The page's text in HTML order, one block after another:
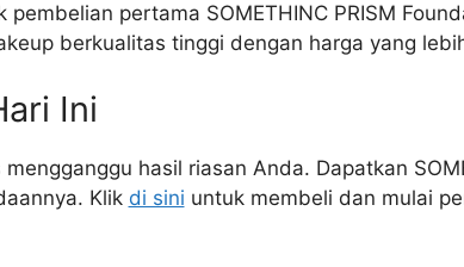
pertama SOMETHINC PRISM
berkualitas tinggi dengan harga yang
Ini
hasil riasan Anda. Dapatkan
Klik di sini untuk membeli dan mulai